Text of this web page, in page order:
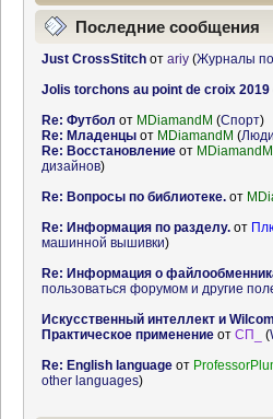
Информационный центр
Последние сообщения
Just CrossStitchот ariy(Журналы
Jolis torchons au point de croix 2019
Re: Футбол от MDiamandM (Спорт)
Re: Младенцыот MDiamandM (Люди
Re: Восстановлениеот MDiamandM
дизайнов)
Re: Вопросы по библиотеке.от
Re: Информация по разделу.от
машинной вышивки)
Re: Информация о
пользоваться форумом и другие
Искусственный интеллект и
Практическое применениеот СП_ (
Re: English languageот
other languages)